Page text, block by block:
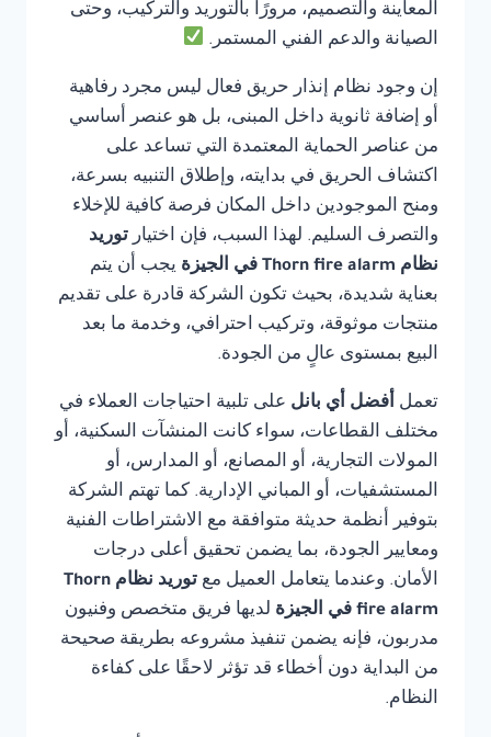
المعاينة والتصميم، مرورًا بالتوريد والتركيب، وحتى
الصيانة والدعم الفني المستمر.
إن وجود نظام إنذار حريق فعال ليس مجرد رفاهية
أو إضافة ثانوية داخل المبنى، بل هو عنصر أساسي
من عناصر الحماية المعتمدة التي تساعد على
اكتشاف الحريق في بدايته، وإطلاق التنبيه بسرعة،
ومنح الموجودين داخل المكان فرصة كافية للإخلاء
والتصرف السليم. لهذا السبب، فإن اختيار توريد
نظام Thorn fire alarm في الجيزة
يجب أن يتم
بعناية شديدة، بحيث تكون الشركة قادرة على تقديم
منتجات موثوقة، وتركيب احترافي، وخدمة ما بعد
البيع بمستوى عالٍ من الجودة.
تعمل أفضل أي بانل على تلبية احتياجات العملاء في
مختلف القطاعات، سواء كانت المنشآت السكنية، أو
المولات التجارية، أو المصانع، أو المدارس، أو
المستشفيات، أو المباني الإدارية. كما تهتم الشركة
بتوفير أنظمة حديثة متوافقة مع الاشتراطات الفنية
ومعايير الجودة، بما يضمن تحقيق أعلى درجات
الأمان. وعندما يتعامل العميل مع
توريد نظام Thorn
fire alarm في الجيزة
لديها فريق متخصص وفنيون
مدربون، فإنه يضمن تنفيذ مشروعه بطريقة صحيحة
من البداية دون أخطاء قد تؤثر لاحقًا على كفاءة
النظام.